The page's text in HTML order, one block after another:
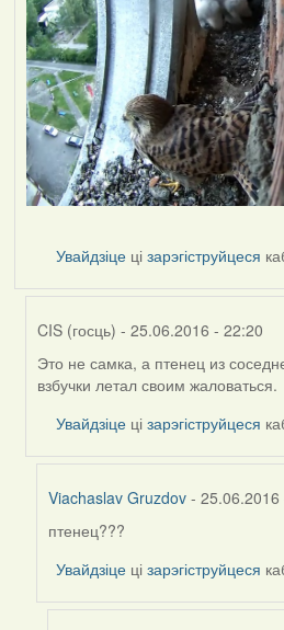
Увайдзіце цізарэгіструйцеся
CIS (госць) - 25.06.2016 - 22:20
In
reply
Дарья
Это не самка, а птенец из
взбучки летал своим жаловаться.
Увайдзіце цізарэгіструйцеся
Viachaslav Gruzdov - 25.06.2016
In
reply
by
птенец???
Увайдзіце цізарэгіструйцеся